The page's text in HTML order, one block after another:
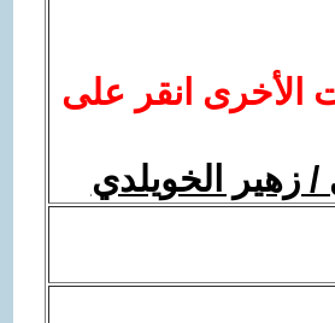
الأخرى انقر على
زهير الخويلدي